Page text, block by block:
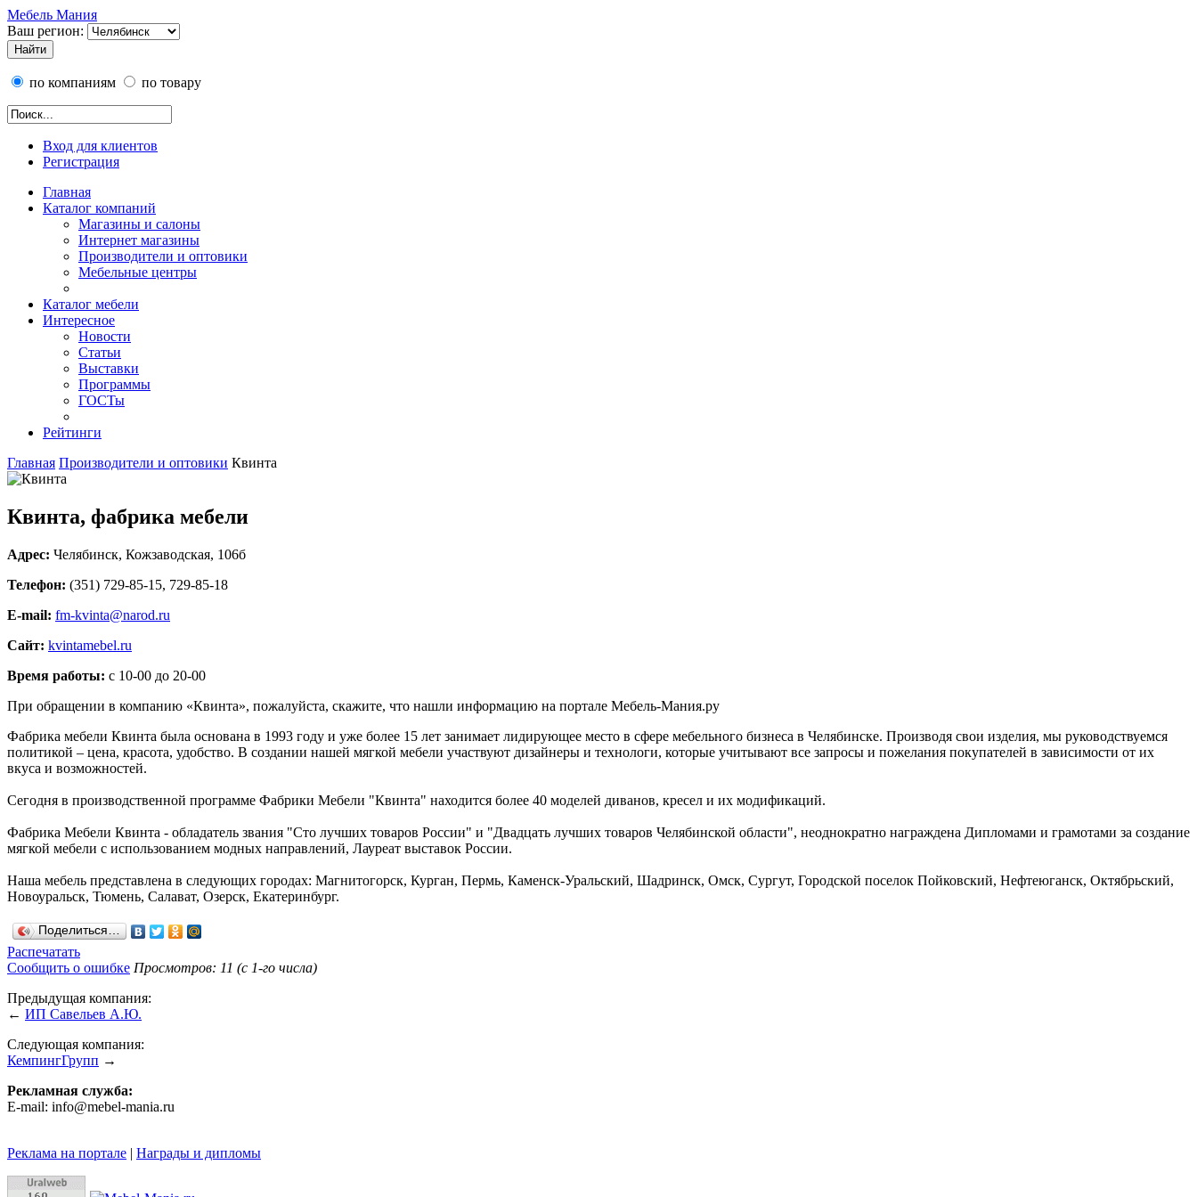
Мебель Мания
Ваш регион:
по компаниям по товару
Вход для клиентов
Регистрация
Главная
Каталог компаний
Магазины и салоны
Интернет магазины
Производители и оптовики
Мебельные центры
Каталог мебели
Интересное
Новости
Статьи
Выставки
Программы
ГОСТы
Рейтинги
Главная Производители и оптовики Квинта
Квинта, фабрика мебели
Адрес: Челябинск, Кожзаводская, 106б
Телефон: (351) 729-85-15, 729-85-18
E-mail: fm-kvinta@narod.ru
Сайт: kvintamebel.ru
Время работы: с 10-00 до 20-00
При обращении в компанию «Квинта», пожалуйста, скажите, что нашли информацию на портале Мебель-Мания.ру
Фабрика мебели Квинта была основана в 1993 году и уже более 15 лет занимает лидирующее место в сфере мебельного бизнеса в Челябинске. Производя свои изделия, мы руководствуемся
политикой – цена, красота, удобство. В создании нашей мягкой мебели участвуют дизайнеры и технологи, которые учитывают все запросы и пожелания покупателей в зависимости от их
вкуса и возможностей.
Сегодня в производственной программе Фабрики Мебели "Квинта" находится более 40 моделей диванов, кресел и их модификаций.
Фабрика Мебели Квинта - обладатель звания "Сто лучших товаров России" и "Двадцать лучших товаров Челябинской области", неоднократно награждена Дипломами и грамотами за создание
мягкой мебели с использованием модных направлений, Лауреат выставок России.
Наша мебель представлена в следующих городах: Магнитогорск, Курган, Пермь, Каменск-Уральский, Шадринск, Омск, Сургут, Городской поселок Пойковский, Нефтеюганск, Октябрьский,
Новоуральск, Тюмень, Салават, Озерск, Екатеринбург.
Поделиться…
Распечатать
Сообщить о ошибке Просмотров: 11 (с 1-го числа)
Предыдущая компания:
← ИП Савельев А.Ю.
Следующая компания:
КемпингГрупп →
Рекламная служба:
E-mail: info@mebel-mania.ru
Реклама на портале | Награды и дипломы